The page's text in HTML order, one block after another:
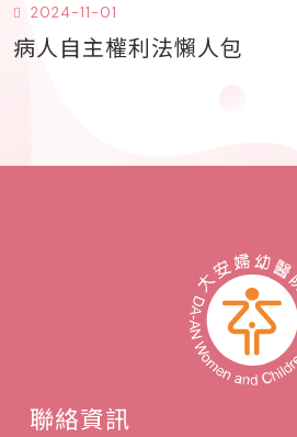
2024-11-01
病人自主權利法懶人包
聯絡資訊